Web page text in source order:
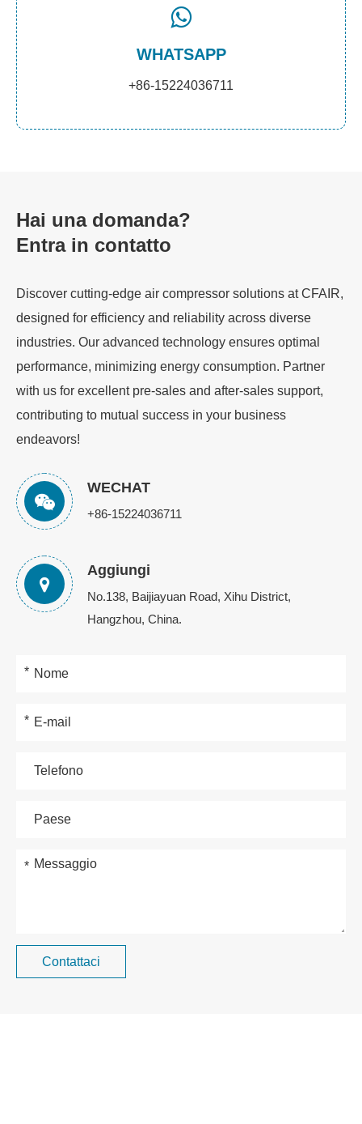
WHATSAPP
+86-15224036711
Hai una domanda?
Entra in contatto
Discover cutting-edge air compressor solutions at CFAIR,
designed for efficiency and reliability across diverse
industries. Our advanced technology ensures optimal
performance, minimizing energy consumption. Partner
with us for excellent pre-sales and after-sales support,
contributing to mutual success in your business
endeavors!
WECHAT
+86-15224036711
Aggiungi
No.138, Baijiayuan Road, Xihu District,
Hangzhou, China.
Contattaci